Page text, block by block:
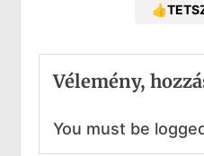
Vélemény,
You must be